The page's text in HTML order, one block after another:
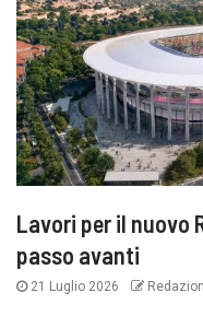
Lavori per il nuovo
passo avanti
21 Luglio 2026